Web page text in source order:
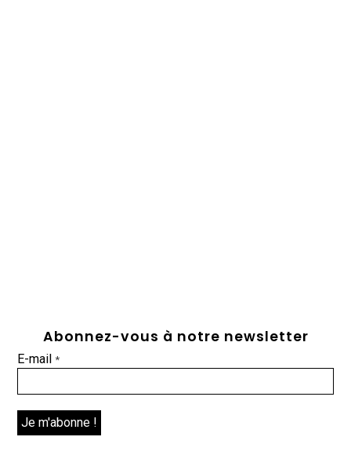
Abonnez-vous à notre newsletter
E-mail*